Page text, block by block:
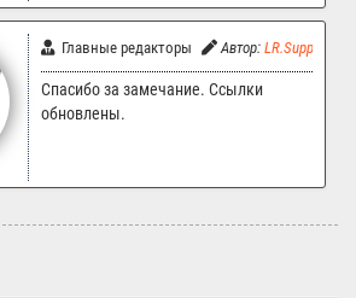
Главные редакторы Автор: LR.Support
Спасибо за замечание. Ссылки
обновлены.